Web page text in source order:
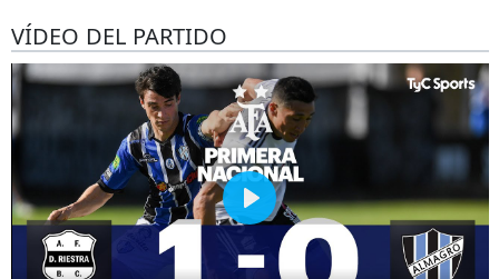
VÍDEO DEL PARTIDO
Play